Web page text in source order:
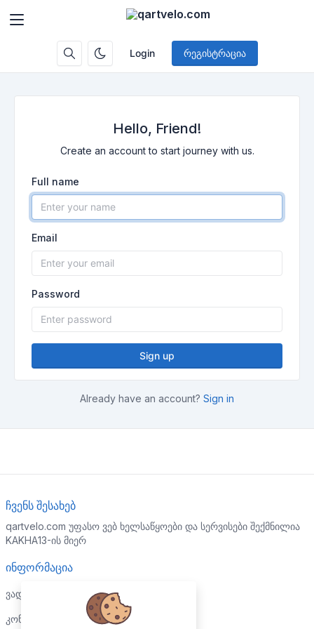
Login რეგისტრაცია
Hello, Friend!
Create an account to start journey with us.
Full name
Email
Password
Sign up
Already have an account? Sign in
ჩვენს შესახებ
qartvelo.com უფასო ვებ ხელსაწყოები და სერვისები შექმნილია
KAKHA13-ის მიერ
ინფორმაცია
ვადები და პირობები
კონფიდენციალურობის პოლიტიკა